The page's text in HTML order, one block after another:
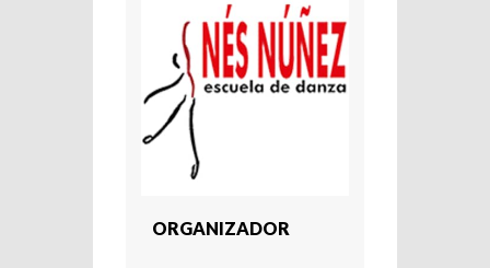
ORGANIZADOR